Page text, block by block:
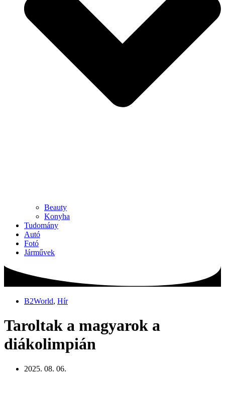
Beauty
Konyha
Tudomány
Autó
Fotó
Járművek
B2World, Hír
Taroltak a magyarok a
diákolimpián
2025. 08. 06.